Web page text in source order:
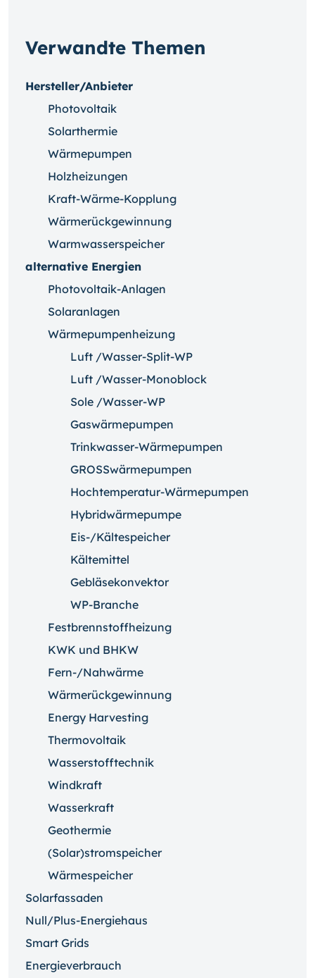
Verwandte Themen
Hersteller/Anbieter
Photovoltaik
Solarthermie
Wärmepumpen
Holzheizungen
Kraft-Wärme-Kopplung
Wärmerückgewinnung
Warmwasserspeicher
alternative Energien
Photovoltaik-Anlagen
Solaranlagen
Wärmepumpenheizung
Luft /Wasser-Split-WP
Luft /Wasser-Monoblock
Sole /Wasser-WP
Gaswärmepumpen
Trinkwasser-Wärmepumpen
GROSSwärmepumpen
Hochtemperatur-Wärmepumpen
Hybridwärmepumpe
Eis-/Kältespeicher
Kältemittel
Gebläsekonvektor
WP-Branche
Festbrennstoffheizung
KWK und BHKW
Fern-/Nahwärme
Wärmerückgewinnung
Energy Harvesting
Thermovoltaik
Wasserstofftechnik
Windkraft
Wasserkraft
Geothermie
(Solar)stromspeicher
Wärmespeicher
Solarfassaden
Null/Plus-Energiehaus
Smart Grids
Energieverbrauch